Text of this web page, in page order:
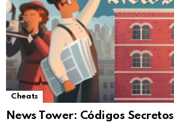
Cheats
News Tower: Códigos Secretos